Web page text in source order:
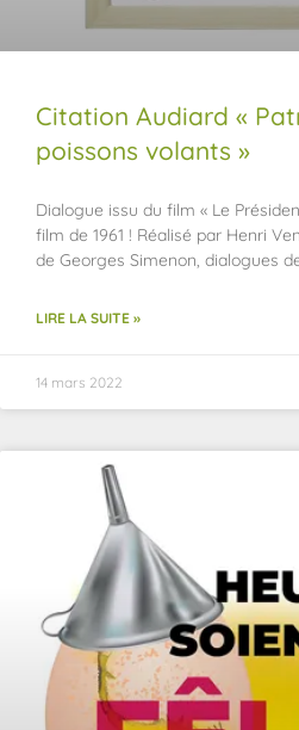
Citation Audiard «
poissons volants »
Dialogue issu du film « Le
film de 1961 ! Réalisé par Henri
de Georges Simenon, dialogues
LIRE LA SUITE »
14 mars 2022